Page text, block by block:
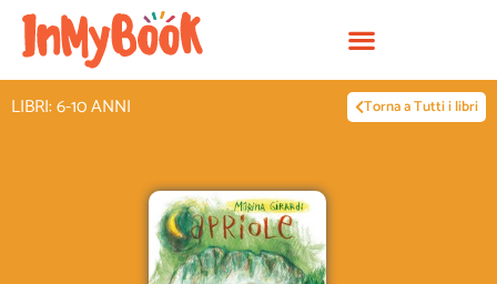
Vai
contenuto
LIBRI: 6-10 ANNI Torna a Tutti i libri